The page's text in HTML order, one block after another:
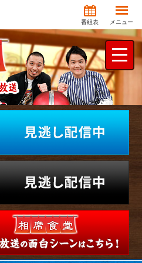
番組表 メニュー